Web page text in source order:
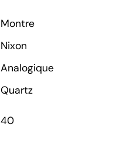
Montre
Nixon
Analogique
Quartz
40